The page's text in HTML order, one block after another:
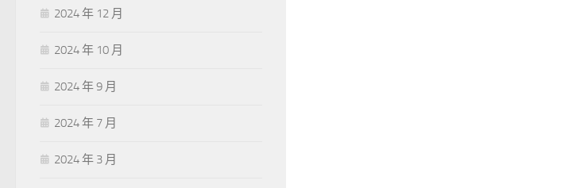
2024 年 12 月
2024 年 10 月
2024 年 9 月
2024 年 7 月
2024 年 3 月